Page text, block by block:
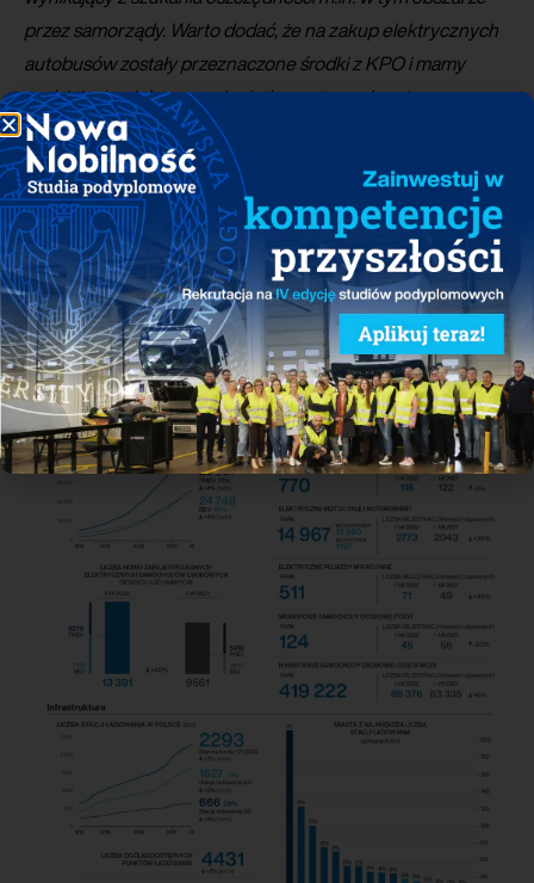
przez samorządy. Warto dodać, że na zakup elektrycznych
autobusów zostały przeznaczone środki z KPO i mamy
nadzieję, że niebawem pieniądze na ten cel zostaną
wypłacone. Optymizmem napawają również rozpoczęte
działania na rzecz uproszczenia procedur dopuszczenia
stacji ładowania, bo to przełoży się na szybsze pojawianie się
nowych punktów. A od dobrej sieci ładowania zależy sukces
elektromobilności– mówiJakub Faryś, Prezes PZPM.